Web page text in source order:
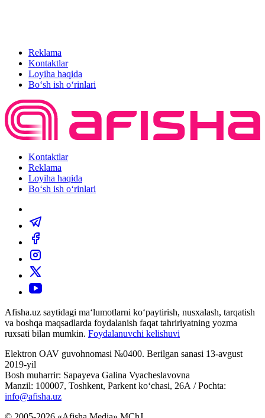
Reklama
Kontaktlar
Loyiha haqida
Bo‘sh ish o‘rinlari
Kontaktlar
Reklama
Loyiha haqida
Bo‘sh ish o‘rinlari
Afisha.uz saytidagi ma‘lumotlarni ko‘paytirish, nusxalash, tarqatish
va boshqa maqsadlarda foydalanish faqat tahririyatning yozma
ruxsati bilan mumkin. Foydalanuvchi kelishuvi
Elektron OAV guvohnomasi №0400. Berilgan sanasi 13-avgust
2019-yil
Bosh muharrir: Sapayeva Galina Vyacheslavovna
Manzil: 100007, Toshkent, Parkent ko‘chasi, 26А / Pochta:
info@afisha.uz